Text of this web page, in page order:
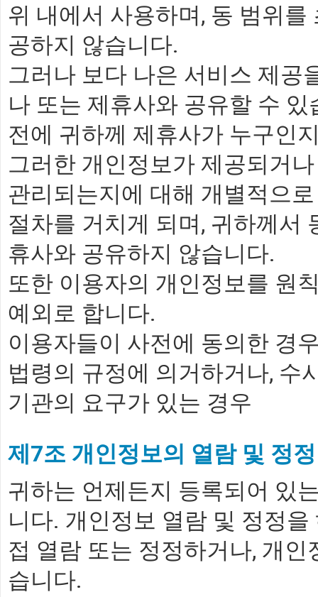
위 내에서 사용하며, 동 범위
공하지 않습니다.
그러나 보다 나은 서비스 제공
나 또는 제휴사와 공유할 수
전에 귀하께 제휴사가 누구인
그러한 개인정보가 제공되거
관리되는지에 대해 개별적으
절차를 거치게 되며, 귀하께서
휴사와 공유하지 않습니다.
또한 이용자의 개인정보를 원
예외로 합니다.
이용자들이 사전에 동의한 경
법령의 규정에 의거하거나, 수
기관의 요구가 있는 경우
제7조 개인정보의 열람 및 정정
귀하는 언제든지 등록되어 있
니다. 개인정보 열람 및 정정
접 열람 또는 정정하거나, 개
습니다.